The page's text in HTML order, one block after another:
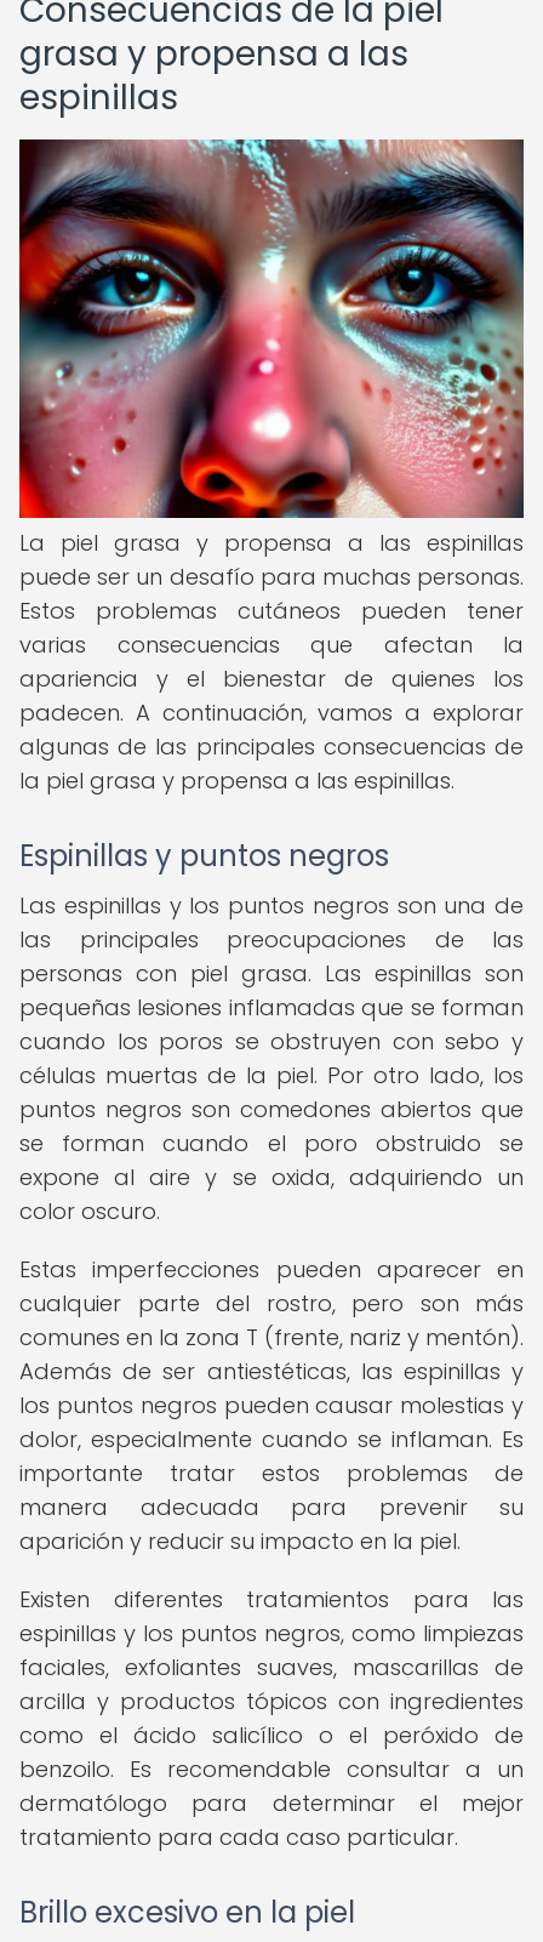
Consecuencias de la piel
grasa y propensa a las
espinillas
La piel grasa y propensa a las espinillas
puede ser un desafío para muchas personas.
Estos problemas cutáneos pueden tener
varias consecuencias que afectan la
apariencia y el bienestar de quienes los
padecen. A continuación, vamos a explorar
algunas de las principales consecuencias de
la piel grasa y propensa a las espinillas.
Espinillas y puntos negros
Las espinillas y los puntos negros son una de
las principales preocupaciones de las
personas con piel grasa. Las espinillas son
pequeñas lesiones inflamadas que se forman
cuando los poros se obstruyen con sebo y
células muertas de la piel. Por otro lado, los
puntos negros son comedones abiertos que
se forman cuando el poro obstruido se
expone al aire y se oxida, adquiriendo un
color oscuro.
Estas imperfecciones pueden aparecer en
cualquier parte del rostro, pero son más
comunes en la zona T (frente, nariz y mentón).
Además de ser antiestéticas, las espinillas y
los puntos negros pueden causar molestias y
dolor, especialmente cuando se inflaman. Es
importante tratar estos problemas de
manera adecuada para prevenir su
aparición y reducir su impacto en la piel.
Existen diferentes tratamientos para las
espinillas y los puntos negros, como limpiezas
faciales, exfoliantes suaves, mascarillas de
arcilla y productos tópicos con ingredientes
como el ácido salicílico o el peróxido de
benzoilo. Es recomendable consultar a un
dermatólogo para determinar el mejor
tratamiento para cada caso particular.
Brillo excesivo en la piel